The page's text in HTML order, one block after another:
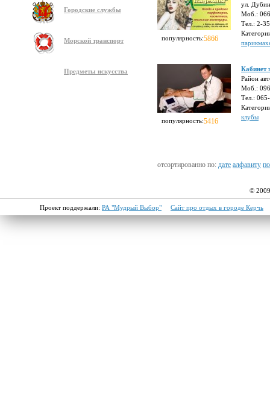
Городские службы
Морской транспорт
Предметы искусства
популярность:5866
ул.
Моб.:
Тел.: 2-
популярность:5416
Кабинет
Район
Моб.:
Тел.:
клубы
отсортированно по: дате алфавиту
©
Проект поддержали: РА "Мудрый Выбор" Сайт про отдых в городе Керчь